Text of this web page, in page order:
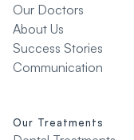
Our Doctors
About Us
Success Stories
Communication
Our Treatments